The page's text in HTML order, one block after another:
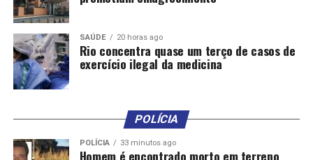
Benefício de Prestação Continuada (BPC) às mulheres
com câncer de mama que comprovem não possuir meios
de prover a própria manutenção nem de tê-la provida
por sua família e impedimento a longo prazo. O BPC é
um benefício no valor de um salário mínimo, assegurado
É fundamental que as mulheres com câncer de mama
estejam bem informadas sobre seus direitos para que
SAÚDE 20 horas ago
Rio concentra quase um terço de casos de
exercício ilegal da medicina
POLÍCIA
POLÍCIA 33 minutos ago
Homem é encontrado morto em terreno